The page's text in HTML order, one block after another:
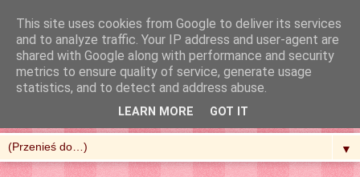
R'n'G Kitchen
▼
This site uses cookies from Google to deliver its services
and to analyze traffic. Your IP address and user-agent are
shared with Google along with performance and security
metrics to ensure quality of service, generate usage
statistics, and to detect and address abuse.
LEARN MORE GOT IT